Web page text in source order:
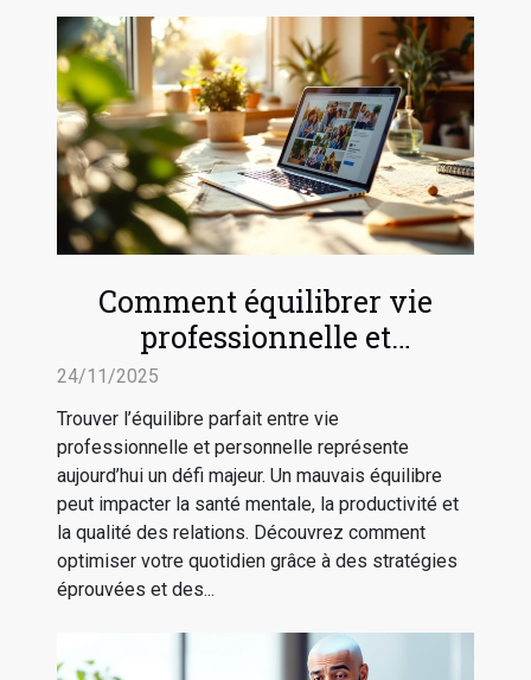
Comment équilibrer vie
professionnelle et
personnelle efficacement ?
24/11/2025
Trouver l’équilibre parfait entre vie
professionnelle et personnelle représente
aujourd’hui un défi majeur. Un mauvais équilibre
peut impacter la santé mentale, la productivité et
la qualité des relations. Découvrez comment
optimiser votre quotidien grâce à des stratégies
éprouvées et des...